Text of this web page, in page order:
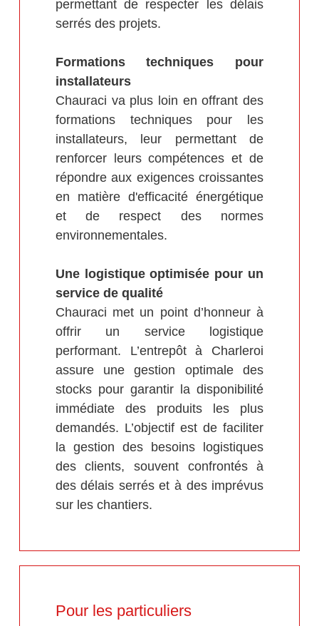
permettant de respecter les délais
serrés des projets.
Formations techniques pour
installateurs
Chauraci va plus loin en offrant des
formations techniques pour les
installateurs, leur permettant de
renforcer leurs compétences et de
répondre aux exigences croissantes
en matière d'efficacité énergétique
et de respect des normes
environnementales.
Une logistique optimisée pour un
service de qualité
Chauraci met un point d’honneur à
offrir un service logistique
performant. L’entrepôt à Charleroi
assure une gestion optimale des
stocks pour garantir la disponibilité
immédiate des produits les plus
demandés. L’objectif est de faciliter
la gestion des besoins logistiques
des clients, souvent confrontés à
des délais serrés et à des imprévus
sur les chantiers.
Pour les particuliers